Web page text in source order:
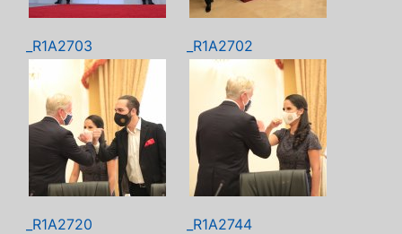
_R1A2703 _R1A2702
_R1A2720 _R1A2744